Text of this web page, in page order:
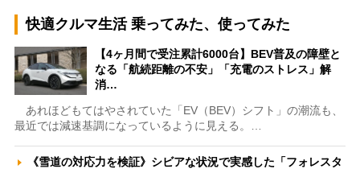
快適クルマ生活 乗ってみた、使ってみた
【4ヶ月間で受注累計6000台】BEV普及の障壁と
なる「航続距離の不安」「充電のストレス」解
消…
あれほどもてはやされていた「EV（BEV）シフト」の潮流も、
最近では減速基調になっているように見える。…
《雪道の対応力を検証》シビアな状況で実感した「フォレスタ